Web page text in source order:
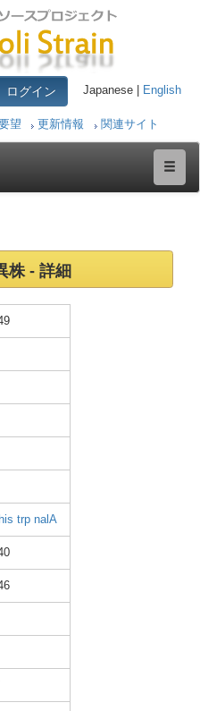
ログイン Japanese | English
望 更新情報 関連サイト
株 - 詳細
9
his trp nalA
0
6